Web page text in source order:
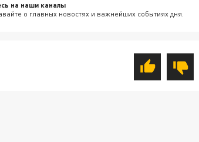
на наши каналы
о главных новостях и важнейших событиях дня.